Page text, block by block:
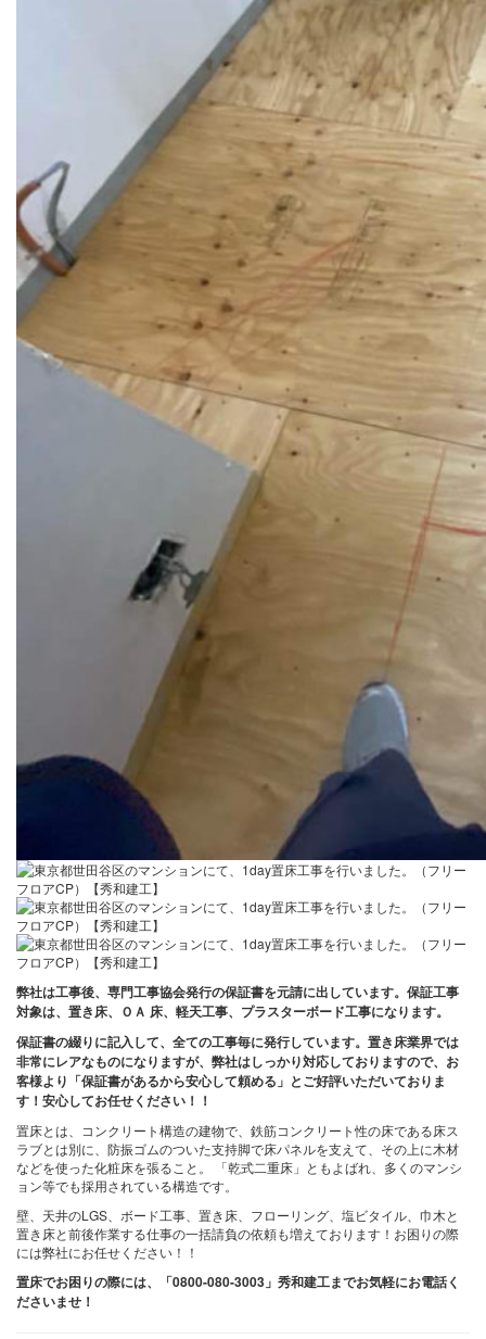
弊社は工事後、専門工事協会発行の保証書を元請に出しています。保証工事
対象は、置き床、ＯＡ 床、軽天工事、プラスターボード工事になります。
保証書の綴りに記入して、全ての工事毎に発行しています。置き床業界では
非常にレアなものになりますが、弊社はしっかり対応しておりますので、お
客様より「保証書があるから安心して頼める」とご好評いただいておりま
す！安心してお任せください！！
置床とは、コンクリート構造の建物で、鉄筋コンクリート性の床である床ス
ラブとは別に、防振ゴムのついた支持脚で床パネルを支えて、その上に木材
などを使った化粧床を張ること。 「乾式二重床」ともよばれ、多くのマンシ
ョン等でも採用されている構造です。
壁、天井のLGS、ボード工事、置き床、フローリング、塩ビタイル、巾木と
置き床と前後作業する仕事の一括請負の依頼も増えております！お困りの際
には弊社にお任せください！！
置床でお困りの際には、「0800-080-3003」秀和建工までお気軽にお電話く
ださいませ！